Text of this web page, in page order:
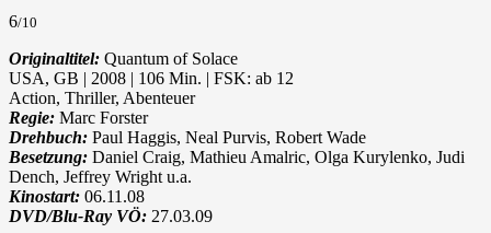
6/10
Originaltitel: Quantum of Solace
USA, GB | 2008 | 106 Min. | FSK: ab 12
Action, Thriller, Abenteuer
Regie: Marc Forster
Drehbuch: Paul Haggis, Neal Purvis, Robert Wade
Besetzung: Daniel Craig, Mathieu Amalric, Olga Kurylenko, Judi
Dench, Jeffrey Wright u.a.
Kinostart: 06.11.08
DVD/Blu-Ray VÖ: 27.03.09